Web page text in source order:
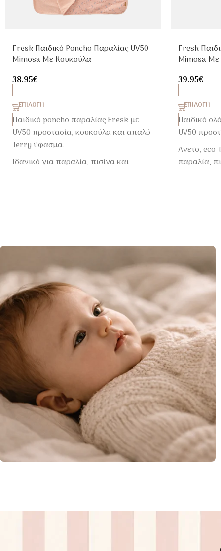
Fresk Παιδικό Poncho Παραλίας UV50
Mimosa Με Κουκούλα
38.95€
ΕΠΙΛΟΓΉ
Παιδικό poncho παραλίας Fresk με
UV50 προστασία, κουκούλα και απαλό
Terry ύφασμα.
Ιδανικό για παραλία, πισίνα και
Fresk
Mimosa
39.95€
ΕΠΙΛΟΓΉ
Παιδικό
UV50
Άνετο,
παραλία,